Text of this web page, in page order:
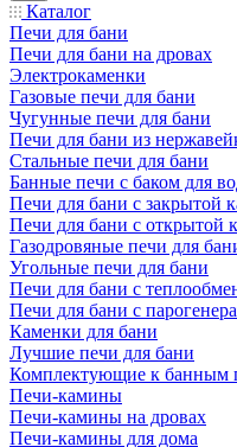
Каталог
Печи для бани
Печи для бани на дровах
Электрокаменки
Газовые печи для бани
Чугунные печи для бани
Печи для бани из
Стальные печи для бани
Банные печи с баком для
Печи для бани с закрытой
Печи для бани с открытой
Газодровяные печи для
Угольные печи для бани
Печи для бани с
Печи для бани с
Каменки для бани
Лучшие печи для бани
Комплектующие к банным
Печи-камины
Печи-камины на дровах
Печи-камины для дома